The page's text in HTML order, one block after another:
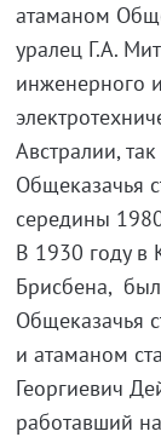
атаманом
уралец Г.А.
инженерного
Австралии,
Общеказачья
середины
В 1930 году в
Брисбена,
Общеказачья
и атаманом
Георгиевич
работавший